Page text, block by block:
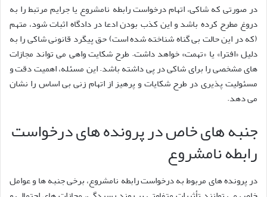
در صورتی که شاکی، اتهام درخواست رابطه نامشروع یا جرایم مرتبط را به
دروغ مطرح کرده باشد و این کذب بودن ادعا در دادگاه اثبات شود، متهم
(که در این حالت بی گناه شناخته شده است) حق پیگرد قانونی شاکی را به
دلیل «افترا» یا «تهمت» خواهد داشت. طرح شکایت واهی می تواند مجازات
های مشخصی را برای شاکی در پی داشته باشد. این مسئله، اهمیت دقت و
مسئولیت پذیری در طرح شکایات و پرهیز از اتهام زنی بی اساس را نشان
می دهد.
جنبه های خاص در پرونده های درخواست
رابطه نامشروع
در پرونده های مربوط به درخواست رابطه نامشروع، برخی جنبه ها و عوامل